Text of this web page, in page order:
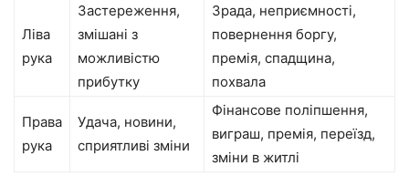
Ліва
рука
Застереження,
змішані з
можливістю
прибутку
Зрада, неприємності,
повернення боргу,
премія, спадщина,
похвала
Права
рука
Удача, новини,
сприятливі зміни
Фінансове поліпшення,
виграш, премія, переїзд,
зміни в житлі